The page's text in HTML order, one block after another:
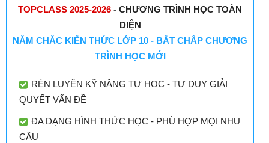
TOPCLASS 2025-2026 - CHƯƠNG TRÌNH HỌC TOÀN
DIỆN
NẮM CHẮC KIẾN THỨC LỚP 10 - BẤT CHẤP CHƯƠNG
TRÌNH HỌC MỚI
RÈN LUYỆN KỸ NĂNG TỰ HỌC - TƯ DUY GIẢI
QUYẾT VẤN ĐỀ
ĐA DẠNG HÌNH THỨC HỌC - PHÙ HỢP MỌI NHU
CẦU